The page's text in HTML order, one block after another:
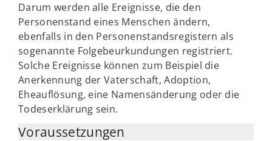
Darum werden alle Ereignisse, die den
Personenstand eines Menschen ändern,
ebenfalls in den Personenstandsregistern als
sogenannte Folgebeurkundungen registriert.
Solche Ereignisse können zum Beispiel die
Anerkennung der Vaterschaft, Adoption,
Eheauflösung, eine Namensänderung oder die
Todeserklärung sein.
Voraussetzungen